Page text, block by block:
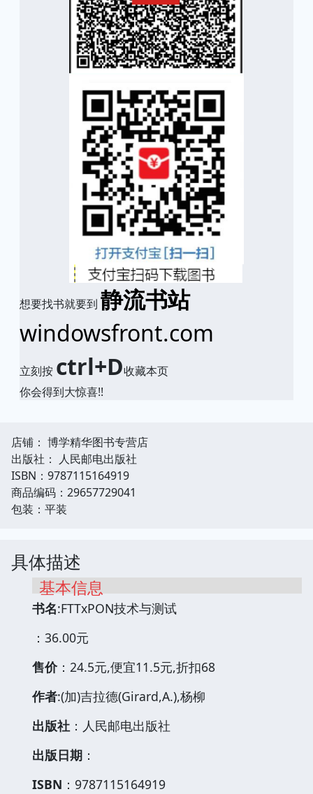
想要找书就要到 静流书站
windowsfront.com
立刻按 ctrl+D收藏本页
你会得到大惊喜!!
店铺： 博学精华图书专营店
出版社： 人民邮电出版社
ISBN：9787115164919
商品编码：29657729041
包装：平装
具体描述
基本信息
书名:FTTxPON技术与测试
：36.00元
售价：24.5元,便宜11.5元,折扣68
作者:(加)吉拉德(Girard,A.),杨柳
出版社 ：人民邮电出版社
出版日期 ：
ISBN ：9787115164919